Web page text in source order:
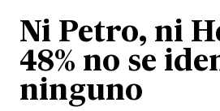
Ni Petro, ni
48% no se
ninguno